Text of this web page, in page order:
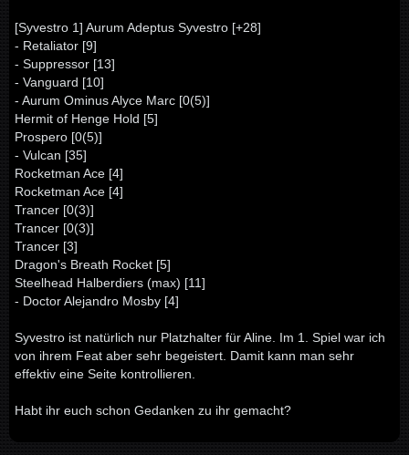
[Syvestro 1] Aurum Adeptus Syvestro [+28]
- Retaliator [9]
- Suppressor [13]
- Vanguard [10]
- Aurum Ominus Alyce Marc [0(5)]
Hermit of Henge Hold [5]
Prospero [0(5)]
- Vulcan [35]
Rocketman Ace [4]
Rocketman Ace [4]
Trancer [0(3)]
Trancer [0(3)]
Trancer [3]
Dragon's Breath Rocket [5]
Steelhead Halberdiers (max) [11]
- Doctor Alejandro Mosby [4]
Syvestro ist natürlich nur Platzhalter für Aline. Im 1. Spiel war ich
von ihrem Feat aber sehr begeistert. Damit kann man sehr
effektiv eine Seite kontrollieren.
Habt ihr euch schon Gedanken zu ihr gemacht?